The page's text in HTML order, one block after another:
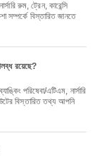
সম্পর্কে বিস্তারিত জানতে
রয়েছে?
বিস্তারিত তথ্য আপনি